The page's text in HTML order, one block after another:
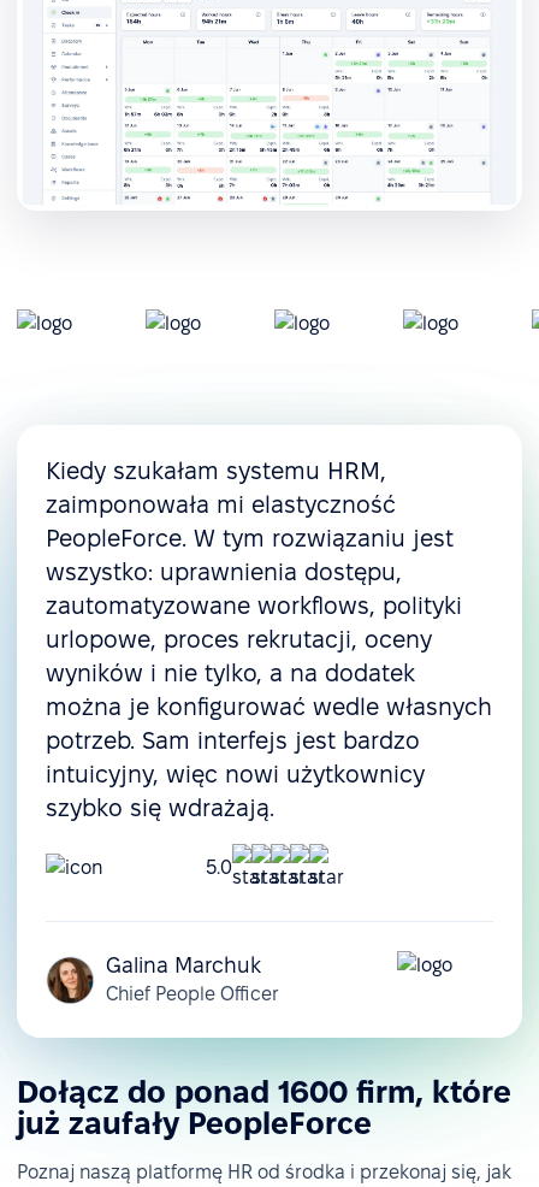
Kiedy szukałam systemu HRM,
zaimponowała mi elastyczność
PeopleForce. W tym rozwiązaniu jest
wszystko: uprawnienia dostępu,
zautomatyzowane workflows, polityki
urlopowe, proces rekrutacji, oceny
wyników i nie tylko, a na dodatek
można je konfigurować wedle własnych
potrzeb. Sam interfejs jest bardzo
intuicyjny, więc nowi użytkownicy
szybko się wdrażają.
5.0
Galina Marchuk
Chief People Officer
Dołącz do ponad 1600 firm, które
już zaufały PeopleForce
Poznaj naszą platformę HR od środka i przekonaj się, jak